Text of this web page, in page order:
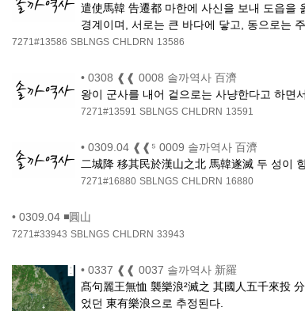
遣使馬韓 告遷都 마한에 사신을 보내 도읍을
경계이며, 서로는 큰 바다에 닿고, 동으로는
7271#13586 SBLNGS CHLDRN 13586
• 0308 ❰❰ 0008 솔까역사 百濟
왕이 군사를 내어 겉으로는 사냥한다고 하면
7271#13591 SBLNGS CHLDRN 13591
• 0309.04 ❰❰⁵ 0009 솔까역사 百濟
二城降 移其民於漢山之北 馬韓遂滅 두 성이
7271#16880 SBLNGS CHLDRN 16880
• 0309.04 ◾圓山
7271#33943 SBLNGS CHLDRN 33943
• 0337 ❰❰ 0037 솔까역사 新羅
髙句麗王無恤 襲樂浪²滅之 其國人五千來投
었던 東有樂浪으로 추정된다.